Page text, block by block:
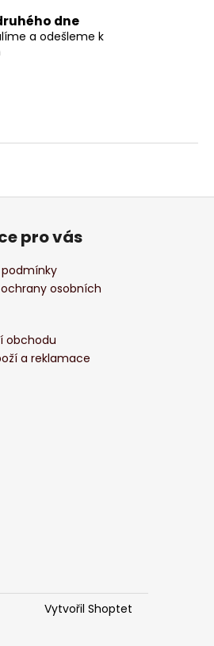
dne
a odešleme k
pro vás
osobních
obchodu
a reklamace
Vytvořil Shoptet